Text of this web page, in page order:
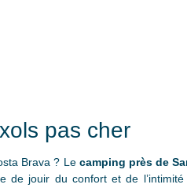
pas cher
Brava ? Le camping près de
jouir du confort et de l’intimité